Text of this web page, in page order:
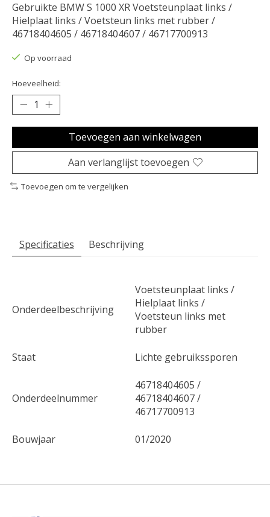
Gebruikte BMW S 1000 XR Voetsteunplaat links /
Hielplaat links / Voetsteun links met rubber /
46718404605 / 46718404607 / 46717700913
Op voorraad
Hoeveelheid:
Toevoegen aan winkelwagen
Aan verlanglijst toevoegen
Toevoegen om te vergelijken
Specificaties Beschrijving
Onderdeelbeschrijving
Voetsteunplaat links /
Hielplaat links /
Voetsteun links met
rubber
Staat Lichte gebruikssporen
Onderdeelnummer
46718404605 /
46718404607 /
46717700913
Bouwjaar 01/2020